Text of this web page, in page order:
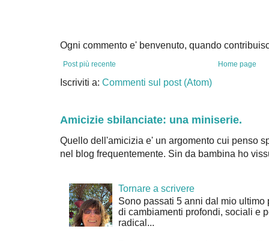
Ogni commento e' benvenuto, quando
Post più recente Home page
Iscriviti a: Commenti sul post (Atom)
Amicizie sbilanciate: una miniserie.
Quello dell'amicizia e' un argomento cui penso
nel blog frequentemente. Sin da bambina ho
Tornare a scrivere
Sono passati 5 anni dal mio
di cambiamenti profondi, sociali e
radical...